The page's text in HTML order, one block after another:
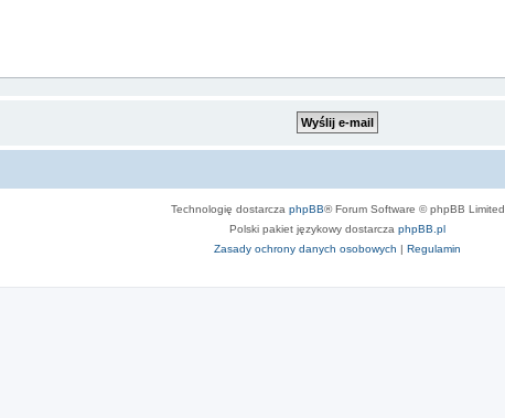
Technologię dostarcza phpBB® Forum Software © phpBB Limited
Polski pakiet językowy dostarcza phpBB.pl
Zasady ochrony danych osobowych | Regulamin